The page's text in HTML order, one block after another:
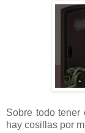
Sobre todo tener
hay cosillas por